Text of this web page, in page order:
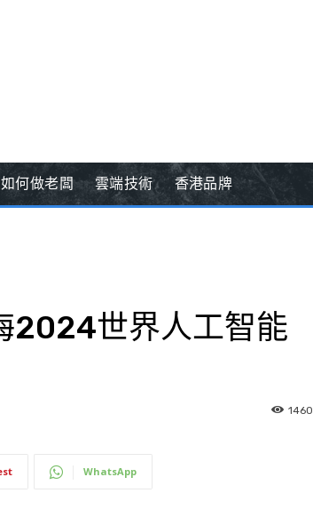
如何做老闆 雲端技術 香港品牌
2024世界人工智能
1460
WhatsApp